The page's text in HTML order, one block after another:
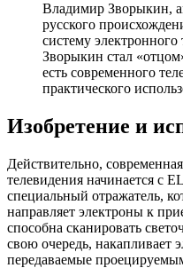
Владимир Зворыкин,
русского
систему электронного
Зворыкин стал
есть современного
практического
Изобретение и
Действительно,
телевидения начинается с
специальный отражатель,
направляет электроны к
способна сканировать
свою очередь, накапливает
передаваемые